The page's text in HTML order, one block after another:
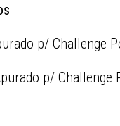
p/ Challenge
p/ Challenge